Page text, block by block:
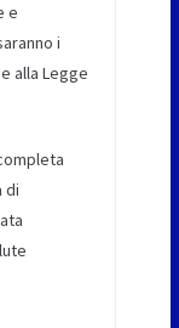
e
i
alla Legge
di